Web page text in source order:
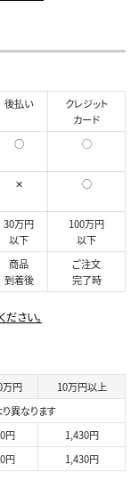
後払い
クレジット
カード
○ ◯
✕ ○
30万円
以下
100万円
以下
商品
到着後
ご注文
完了時
さい。
万円
10万円以上
異なります
円
1,430円
円 1,430円